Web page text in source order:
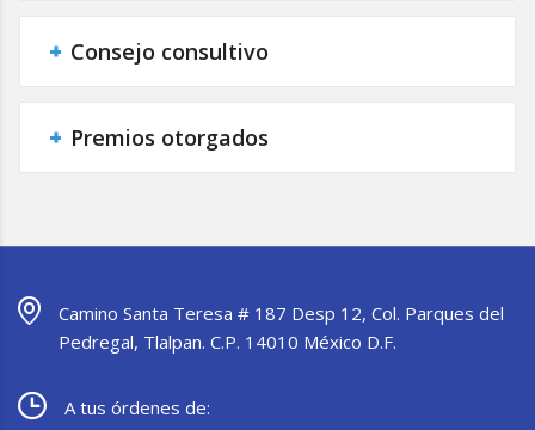
Consejo consultivo
Premios otorgados
Camino Santa Teresa # 187 Desp 12, Col. Parques del
Pedregal, Tlalpan. C.P. 14010 México D.F.
A tus órdenes de: